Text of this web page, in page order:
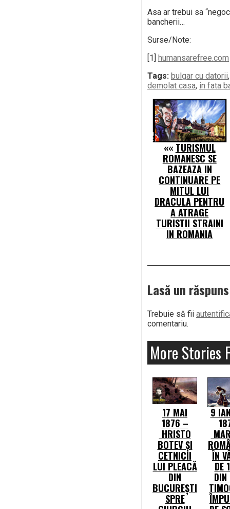
Asa ar trebui sa
bancherii…
Surse/Note:
[1] humansarefree.com
Tags: bulgar cu datorii
demolat casa, in fata
«« TURISMUL
ROMANESC SE
BAZEAZA IN
CONTINUARE PE
MITUL LUI
DRACULA PENTRU
A ATRAGE
TURISTII STRAINI
IN ROMANIA
Lasă un răspuns
Trebuie să fii
comentariu.
More Stories
17 MAI
1876 –
HRISTO
BOTEV ȘI
CETNICII
LUI PLEACĂ
DIN
BUCUREȘTI
SPRE
9
ÎN
DE
DIN